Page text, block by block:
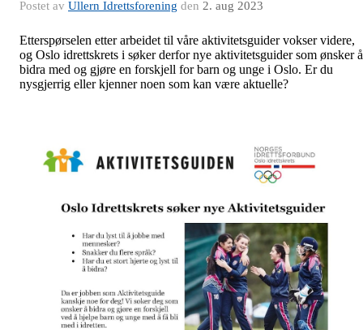
Postet av Ullern Idrettsforening den 2. aug 2023
Etterspørselen etter arbeidet til våre aktivitetsguider vokser videre,
og Oslo idrettskrets i søker derfor nye aktivitetsguider som ønsker å
bidra med og gjøre en forskjell for barn og unge i Oslo. Er du
nysgjerrig eller kjenner noen som kan være aktuelle?